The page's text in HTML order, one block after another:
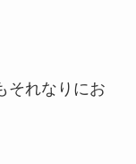
それなりにお